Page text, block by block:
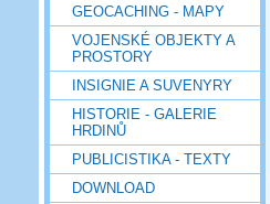
GEOCACHING - MAPY
VOJENSKÉ OBJEKTY A
PROSTORY
INSIGNIE A SUVENYRY
HISTORIE - GALERIE
HRDINŮ
PUBLICISTIKA - TEXTY
DOWNLOAD